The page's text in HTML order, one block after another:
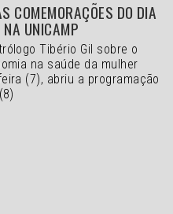
COMEMORAÇÕES DO DIA
UNICAMP
Tibério Gil sobre o
na saúde da mulher
(7), abriu a programação